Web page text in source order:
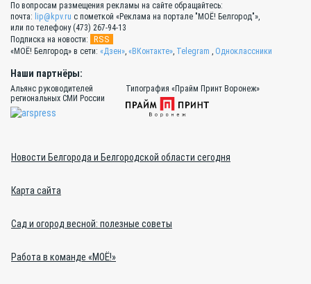
По вопросам размещения рекламы на сайте обращайтесь:
почта: lip@kpv.ru с пометкой «Реклама на портале "МОЁ! Белгород"»,
или по телефону (473) 267-94-13
Подписка на новости:
RSS
«МОЁ! Белгород» в сети: «Дзен», «ВКонтакте», Telegram , Одноклассники
Наши партнёры:
Альянс руководителей
региональных СМИ России
Типография «Прайм Принт Воронеж»
Новости Белгорода и Белгородской области сегодня
Карта сайта
Сад и огород весной: полезные советы
Работа в команде «МОЁ!»